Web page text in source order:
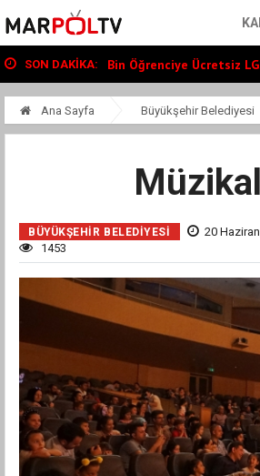
SON DAKIKA:
Büyükşehir, Andırın’da Yol
“Tour Of
Bin Öğrenciye Ücretsiz
Büyükşehir, Andırın’da Yol
“Tour Of
Ana Sayfa Büyükşehir Belediyesi
BÜYÜKŞEHIR BELEDIYESI
20
1453